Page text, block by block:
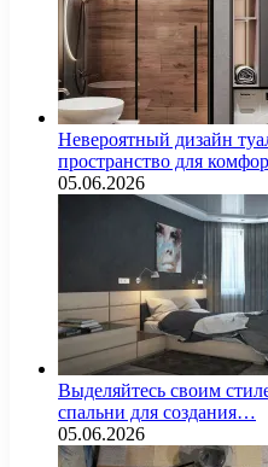
Невероятный дизайн
пространство для
05.06.2026
Выделяйтесь своим
спальни для создания…
05.06.2026